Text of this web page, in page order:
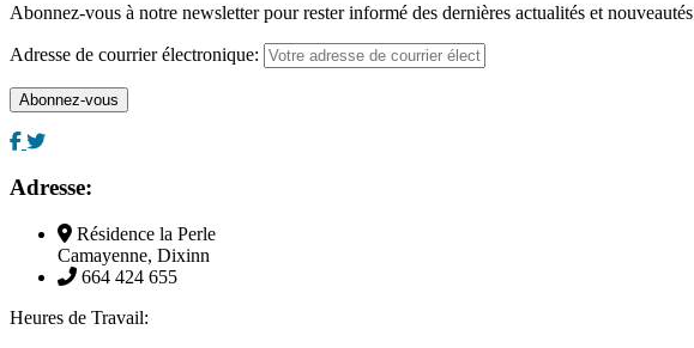
Abonnez-vous à notre newsletter pour rester informé des dernières actualités et nouveautés
Adresse de courrier électronique:
Adresse:
Résidence la Perle
Camayenne, Dixinn
664 424 655
Heures de Travail: